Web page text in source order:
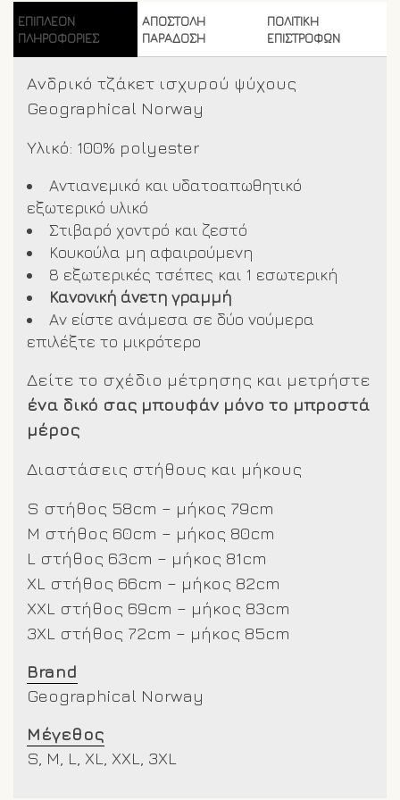
ΕΠΙΠΛΈΟΝ
ΠΛΗΡΟΦΟΡΊΕΣ
ΑΠΟΣΤΟΛΗ
ΠΑΡΑΔΟΣΗ
ΠΟΛΙΤΙΚΗ
ΕΠΙΣΤΡΟΦΩΝ
Ανδρικό τζάκετ ισχυρού ψύχους
Geographical Norway
Υλικό: 100% polyester
Αντιανεμικό και υδατοαπωθητικό
εξωτερικό υλικό
Στιβαρό χοντρό και ζεστό
Κουκούλα μη αφαιρούμενη
8 εξωτερικές τσέπες και 1 εσωτερική
Κανονική άνετη γραμμή
Αν είστε ανάμεσα σε δύο νούμερα
επιλέξτε το μικρότερο
Δείτε το σχέδιο μέτρησης και μετρήστε
ένα δικό σας μπουφάν μόνο το μπροστά
μέρος
Διαστάσεις στήθους και μήκους
S στήθος 58cm – μήκος 79cm
M στήθος 60cm – μήκος 80cm
L στήθος 63cm – μήκος 81cm
XL στήθος 66cm – μήκος 82cm
XXL
στήθος 69cm – μήκος 83cm
3XL στήθος 72cm – μήκος 85cm
Brand
Geographical Norway
Μέγεθος
S, M, L, XL, XXL, 3XL